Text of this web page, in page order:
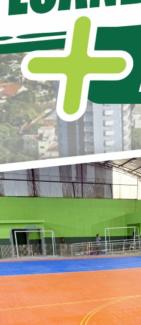
A
UMA
E
WHATSAPP